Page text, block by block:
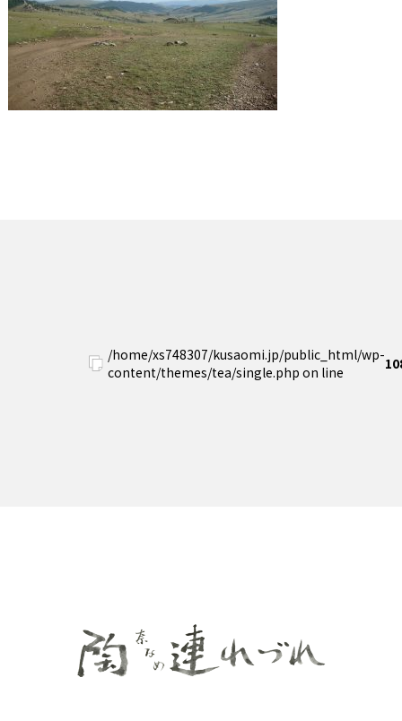
/home/xs748307/kusaomi.jp/public_html/wp-
content/themes/tea/single.php on line